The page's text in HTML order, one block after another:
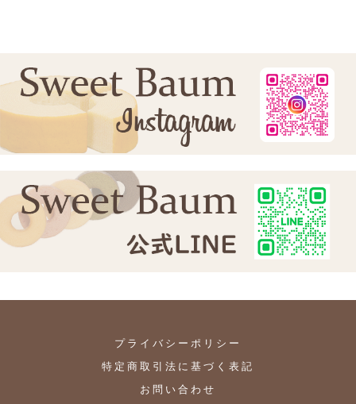
k
プライバシーポリシー
特定商取引法に基づく表記
お問い合わせ